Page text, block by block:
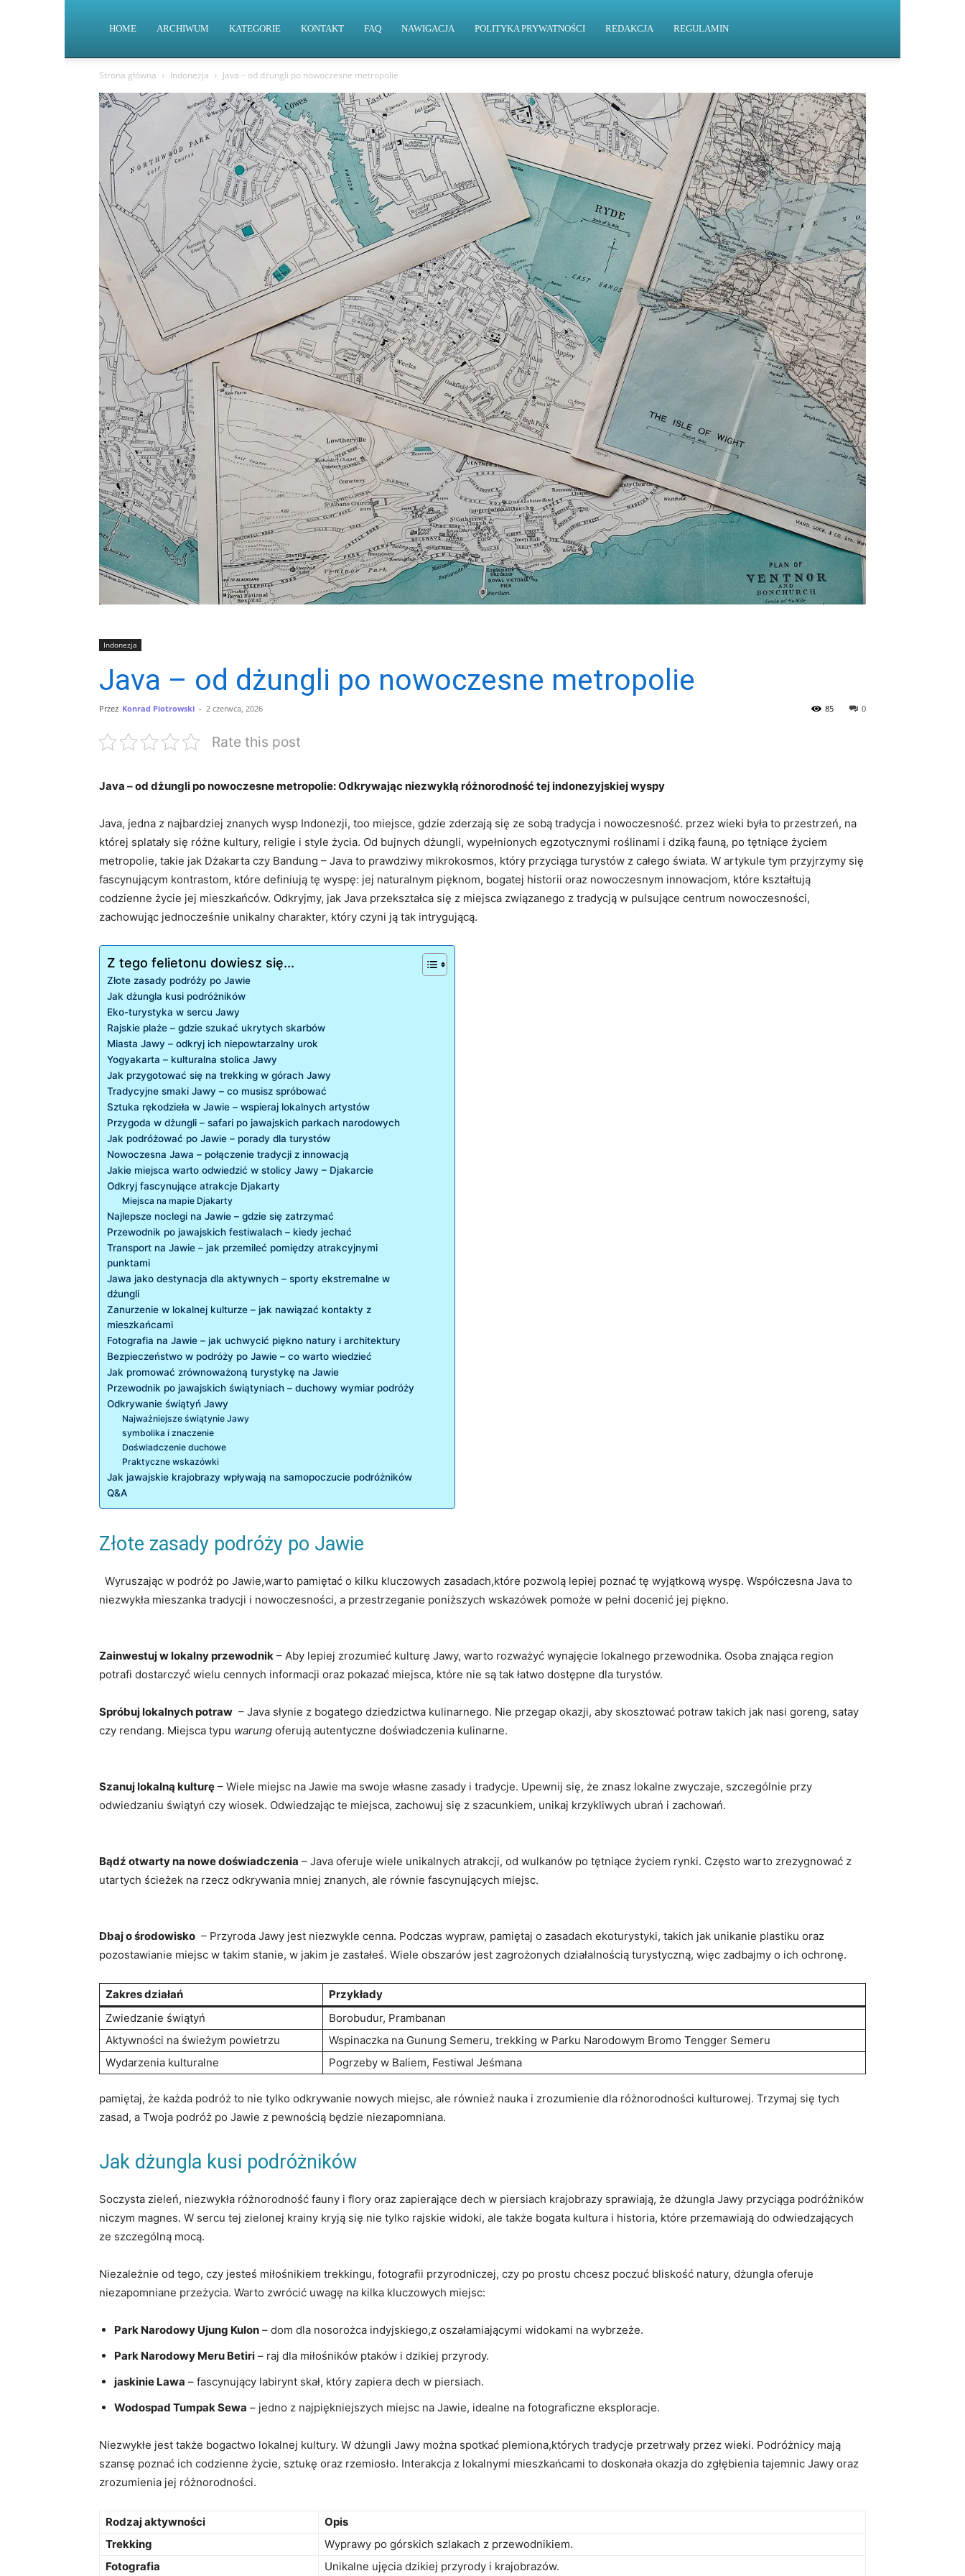
HOME ARCHIWUM KATEGORIE KONTAKT FAQ NAWIGACJA POLITYKA PRYWATNOŚCI REDAKCJA REGULAMIN
Strona główna Indonezja Java – od dżungli po nowoczesne metropolie
Indonezja
Java – od dżungli po nowoczesne metropolie
Przez Konrad Piotrowski - 2 czerwca, 2026 0
85
Rate this post
Java – od dżungli po nowoczesne ⁣metropolie: Odkrywając‍ niezwykłą różnorodność‍ tej indonezyjskiej wyspy
Java,⁣ jedna z‌ najbardziej‌ znanych wysp Indonezji, too miejsce, gdzie zderzają się ze sobą⁢ tradycja i nowoczesność. przez wieki była ‌to przestrzeń, na
której⁤ splatały się ⁢różne kultury, religie i style życia.⁢ Od bujnych dżungli, wypełnionych egzotycznymi roślinami i dziką fauną, po tętniące życiem
metropolie, takie jak⁤ Dżakarta czy Bandung – Java to prawdziwy mikrokosmos, ‌który przyciąga turystów⁣ z całego świata. W artykule tym przyjrzymy się
fascynującym kontrastom, które definiują​ tę wyspę: jej naturalnym pięknom, bogatej historii oraz nowoczesnym innowacjom, które‍ kształtują
codzienne życie jej mieszkańców. Odkryjmy, jak Java przekształca się z miejsca związanego z tradycją w pulsujące centrum ⁢nowoczesności,
zachowując jednocześnie unikalny charakter, który ​czyni ją tak intrygującą.
Z tego felietonu dowiesz się...
Złote zasady podróży ⁢po⁤ Jawie
Jak ‍dżungla kusi podróżników
Eko-turystyka w ​sercu ‍Jawy
Rajskie plaże⁣ – gdzie szukać ukrytych skarbów
Miasta Jawy – odkryj ich niepowtarzalny urok
Yogyakarta – kulturalna stolica Jawy
Jak przygotować się na trekking‍ w górach Jawy
Tradycyjne smaki Jawy ⁢– co‌ musisz spróbować
Sztuka rękodzieła w Jawie – wspieraj lokalnych artystów
Przygoda w dżungli – safari ​po jawajskich parkach narodowych
Jak podróżować po ​Jawie – ​porady dla turystów
Nowoczesna Jawa – połączenie tradycji z innowacją
Jakie miejsca warto⁢ odwiedzić w⁣ stolicy Jawy – Djakarcie
Odkryj fascynujące atrakcje Djakarty
Miejsca na mapie Djakarty
Najlepsze noclegi na⁣ Jawie – gdzie się zatrzymać
Przewodnik po jawajskich festiwalach – kiedy jechać
Transport na Jawie – jak przemileć ‍pomiędzy atrakcyjnymi
punktami
Jawa jako destynacja dla aktywnych ‌– sporty ‍ekstremalne w
dżungli
Zanurzenie ‌w lokalnej ⁣kulturze‍ – jak nawiązać ⁣kontakty z
mieszkańcami
Fotografia​ na ⁣Jawie – jak ‍uchwycić piękno natury i architektury
Bezpieczeństwo⁣ w podróży​ po⁢ Jawie – co warto⁤ wiedzieć
Jak⁣ promować zrównoważoną turystykę ⁢na Jawie
Przewodnik po⁣ jawajskich świątyniach – duchowy wymiar podróży
Odkrywanie świątyń Jawy
Najważniejsze świątynie Jawy
symbolika i znaczenie
Doświadczenie duchowe
Praktyczne wskazówki
Jak jawajskie‌ krajobrazy wpływają na samopoczucie podróżników
Q&A
Złote zasady podróży ⁢po⁤ Jawie
​ ‍ Wyruszając w podróż po Jawie,warto‌ pamiętać o kilku⁤ kluczowych zasadach,które pozwolą lepiej poznać tę wyjątkową wyspę. Współczesna Java to
niezwykła mieszanka tradycji ‍i nowoczesności, ‌a przestrzeganie ⁢poniższych wskazówek pomoże w ​pełni docenić jej piękno.
Zainwestuj w lokalny przewodnik – Aby lepiej zrozumieć kulturę Jawy, ‍warto rozważyć wynajęcie lokalnego przewodnika. Osoba znająca region
potrafi‌ dostarczyć ⁣wielu cennych informacji oraz pokazać miejsca, które nie⁣ są tak łatwo dostępne dla turystów.
Spróbuj‌ lokalnych potraw ⁢ – Java słynie z bogatego dziedzictwa kulinarnego. Nie ⁢przegap okazji, aby skosztować potraw takich jak nasi goreng, satay
czy rendang. Miejsca typu warung oferują​ autentyczne⁢ doświadczenia kulinarne.
Szanuj lokalną kulturę –⁤ Wiele miejsc ‍na Jawie ma swoje własne zasady i tradycje. Upewnij się, że znasz ​lokalne zwyczaje, szczególnie ⁤przy
odwiedzaniu świątyń czy wiosek. Odwiedzając te miejsca, zachowuj się z szacunkiem, unikaj krzykliwych ⁢ubrań i⁢ zachowań.
Bądź otwarty na nowe doświadczenia – Java oferuje wiele unikalnych atrakcji, od wulkanów po tętniące życiem rynki. Często warto zrezygnować z
utartych ścieżek na rzecz odkrywania​ mniej ⁤znanych, ⁢ale równie fascynujących miejsc.
Dbaj o środowisko ⁢ –‍ Przyroda Jawy‍ jest niezwykle cenna. ​Podczas wypraw, ⁤pamiętaj o zasadach ekoturystyki, takich​ jak unikanie plastiku ⁤oraz
pozostawianie‍ miejsc w takim stanie, w jakim je zastałeś. Wiele obszarów jest‍ zagrożonych działalnością‌ turystyczną, więc zadbajmy⁤ o ich ochronę.
Zakres działań
Przykłady
Zwiedzanie świątyń
Borobudur, Prambanan
Aktywności ‌na świeżym powietrzu
Wspinaczka na​ Gunung‌ Semeru, trekking w Parku Narodowym Bromo Tengger Semeru
Wydarzenia kulturalne
Pogrzeby w ‍Baliem, Festiwal Jeśmana
pamiętaj, że ⁤każda podróż to nie tylko odkrywanie nowych miejsc, ale również‍ nauka​ i zrozumienie dla różnorodności ‌kulturowej. ‌Trzymaj się tych
zasad, a⁤ Twoja podróż po Jawie z⁣ pewnością będzie niezapomniana.
Jak ‍dżungla kusi podróżników
Soczysta zieleń, ⁤niezwykła różnorodność fauny i flory oraz zapierające dech w⁢ piersiach krajobrazy sprawiają, że dżungla Jawy przyciąga podróżników
niczym magnes. W ⁤sercu tej zielonej krainy kryją⁢ się nie tylko rajskie widoki, ale⁤ także⁣ bogata kultura i historia, które przemawiają do odwiedzających
ze szczególną mocą.
Niezależnie od tego, czy jesteś miłośnikiem trekkingu, fotografii przyrodniczej, czy ⁢po prostu ‍chcesz⁤ poczuć bliskość ‍natury, dżungla oferuje
niezapomniane przeżycia. Warto⁤ zwrócić uwagę na kilka kluczowych miejsc:
Park Narodowy Ujung Kulon – dom dla nosorożca ⁤indyjskiego,z oszałamiającymi widokami na wybrzeże.
Park Narodowy Meru Betiri –‌ raj dla miłośników ptaków i dzikiej‌ przyrody.
jaskinie Lawa – fascynujący ⁢labirynt skał, który ⁤zapiera dech w piersiach.
Wodospad Tumpak Sewa – jedno z najpiękniejszych miejsc na Jawie, idealne na fotograficzne eksploracje.
Niezwykłe jest także bogactwo lokalnej kultury. ⁢W dżungli Jawy można spotkać plemiona,których tradycje przetrwały przez wieki. Podróżnicy mają
szansę poznać ich codzienne życie, sztukę oraz rzemiosło. Interakcja z lokalnymi mieszkańcami to doskonała okazja do zgłębienia tajemnic Jawy oraz
zrozumienia jej​ różnorodności.
Rodzaj aktywności
Opis
Trekking
Wyprawy po górskich szlakach z przewodnikiem.
Fotografia
Unikalne ujęcia dzikiej przyrody i krajobrazów.